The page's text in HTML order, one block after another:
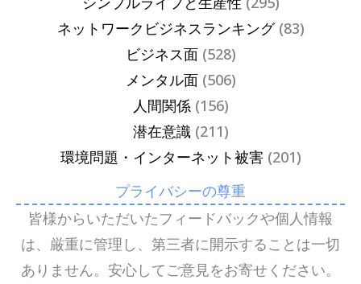
ネットワークビジネスランキング(83)
ビジネス面(528)
メンタル面(506)
人間関係(156)
潜在意識(211)
環境問題・インターネット被害(201)
プライバシーの尊重
皆様からいただいたフィードバックや個人情報
は、厳重に管理し、第三者に開示することは一切
ありません。安心してご意見をお寄せください。